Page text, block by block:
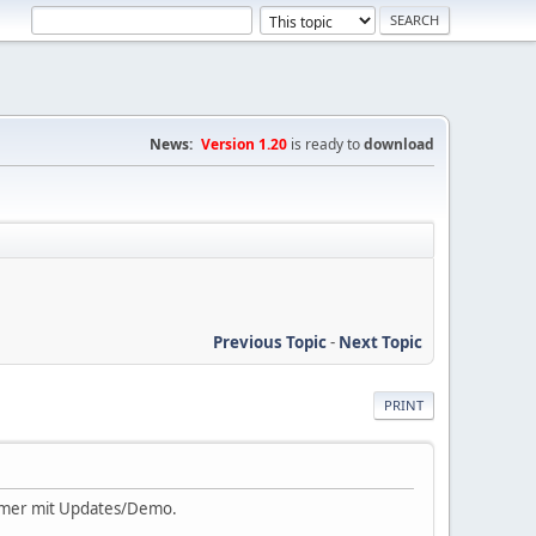
News: Version 1.20 is ready todownload
Previous Topic- Next Topic
PRINT
mit Updates/Demo.